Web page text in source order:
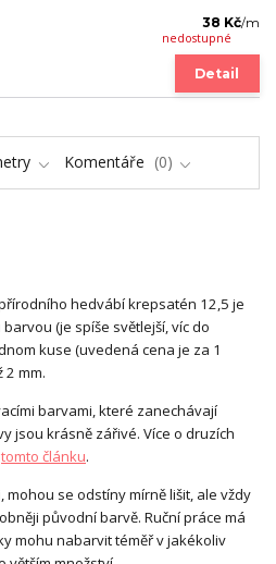
38 Kč/m
nedostupné
Detail
Komentáře 0
hedvábí krepsatén 12,5 je
(je spíše světlejší, víc do
kuse (uvedená cena je za 1
2 mm.
barvami, které zanechávají
jsou krásně zářivé. Více o druzích
tomto článku.
se odstíny mírně lišit, ale vždy
původní barvě. Ruční práce má
mohu nabarvit téměř v jakékoliv